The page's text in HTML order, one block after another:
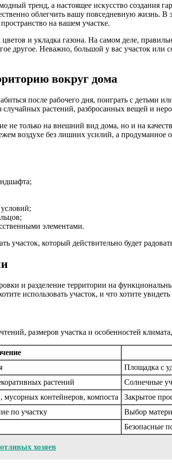
тренд, а настоящее искусство создания
облегчить вашу повседневную
на вашем участке.
и укладка газона. На самом деле,
другое. Неважно, большой у вас участок или
вокруг дома
после рабочего дня, поиграть с детьми
случайных растений, разбросанных вещей и
не только на внешний вид дома, но и на
воздухе без лишних усилий, а
элементами.
участок, который действительно будет
и разделение территории на
использовать участок, и что хотите
размеров участка и особенностей
Площадка с
растений
Солнечные
мусорных контейнеров, компоста
Закрытое
по участку
Выбор
Безопасные
хозяев